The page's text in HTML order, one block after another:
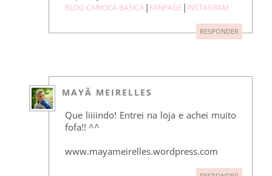
BLOG CARIOCA BÁSICA| FANPAGE | INSTAGRAM
RESPONDER
MAYÃ MEIRELLES
Que liiiindo! Entrei na loja e achei muito
fofa!! ^^
www.mayameirelles.wordpress.com